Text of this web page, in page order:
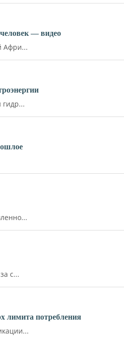
— видео
Афри...
с...
лимита потребления